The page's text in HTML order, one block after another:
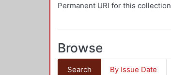
Permanent URI for this collection
Browse
Search By Issue Date